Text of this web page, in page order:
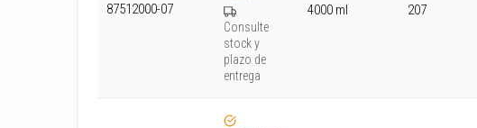
87512000-07
Consulte
stock y
plazo de
entrega
4000 ml 207